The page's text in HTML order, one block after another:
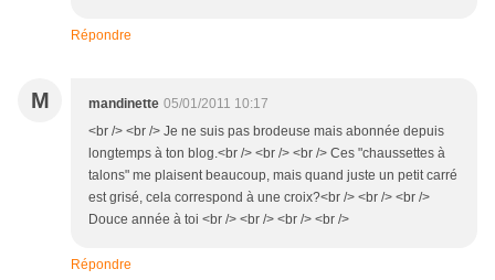
Répondre
M mandinette 05/01/2011 10:17
<br /> <br /> Je ne suis pas brodeuse mais abonnée depuis
longtemps à ton blog.<br /> <br /> <br /> Ces "chaussettes à
talons" me plaisent beaucoup, mais quand juste un petit carré
est grisé, cela correspond à une croix?<br /> <br /> <br />
Douce année à toi <br /> <br /> <br /> <br />
Répondre